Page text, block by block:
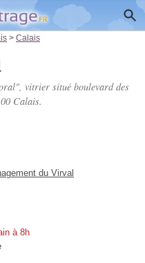
> Calais
vitrier situé boulevard des
Calais.
du Virval
à 8h